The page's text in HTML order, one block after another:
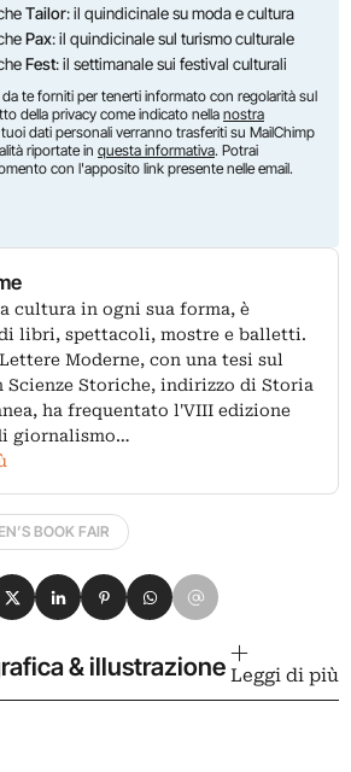
Tailor: il quindicinale su moda e cultura
Pax: il quindicinale sul turismo culturale
Fest: il settimanale sui festival culturali
te forniti per tenerti informato con regolarità sul
della privacy come indicato nella nostra
dati personali verranno trasferiti su MailChimp
riportate in questa informativa. Potrai
con l'apposito link presente nelle email.
cultura in ogni sua forma, è
libri, spettacoli, mostre e balletti.
Moderne, con una tesi sul
Scienze Storiche, indirizzo di Storia
ha frequentato l'VIII edizione
giornalismo…
BOOK FAIR
su Facebook
su X
Condividi su LinkedIn
Condividi su Pinterest
Condividi su WhatsApp
Condividi su Email
& illustrazione Leggi di più